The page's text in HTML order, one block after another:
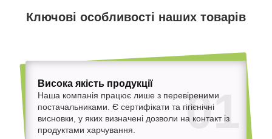
Ключові особливості наших товарів
01
Висока якість продукції
Наша компанія працює лише з перевіреними
постачальниками. Є сертифікати та гігієнічні
висновки, у яких визначені дозволи на контакт із
продуктами харчування.